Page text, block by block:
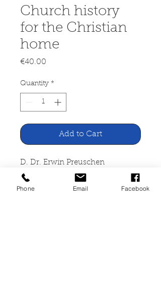
Church history
for the Christian
home
€40.00
Quantity *
Add to Cart
D. Dr. Erwin Preuschen
Church history for the Christian
home
Phone Email Facebook